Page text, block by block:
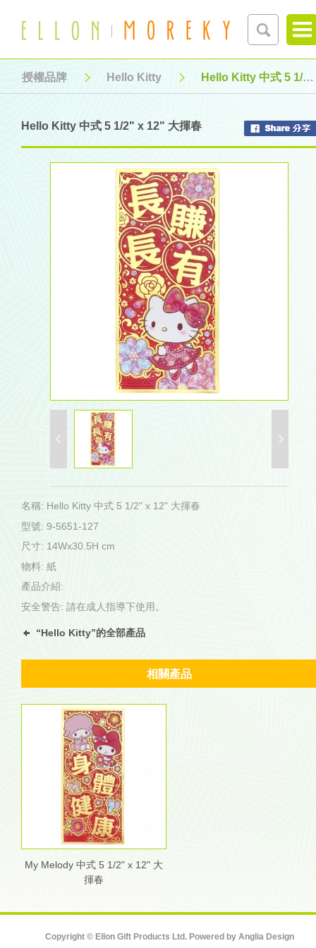
授權品牌 Hello Kitty Hello Kitty 中式 5 1/2" x 12" 大揮春
Hello Kitty 中式 5 1/2" x 12" 大揮春
名稱: Hello Kitty 中式 5 1/2" x 12" 大揮春
型號: 9-5651-127
尺寸: 14Wx30.5H cm
物料: 紙
產品介紹:
安全警告: 請在成人指導下使用。
“Hello Kitty”的全部產品
相關產品
My Melody 中式 5 1/2" x 12" 大
揮春
Copyright © Ellon Gift Products Ltd. Powered by Anglia Design